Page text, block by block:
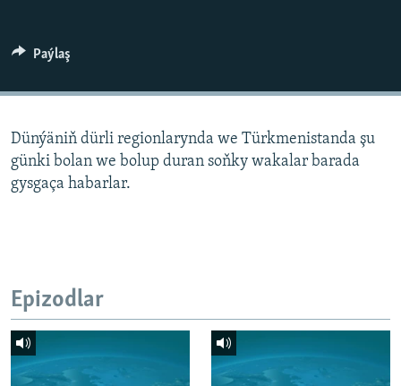
Paýlaş
Dünýäniň dürli regionlarynda we Türkmenistanda şu
günki bolan we bolup duran soňky wakalar barada
gysgaça habarlar.
Epizodlar